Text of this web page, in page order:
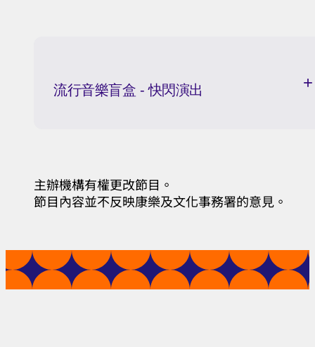
流行音樂盲盒 - 快閃演出
主辦機構有權更改節目。
節目內容並不反映康樂及文化事務署的意見。